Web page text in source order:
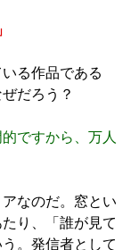
る作品である
だろう？
ですから、万人
なのだ。窓とい
り、「誰が見て
。発信者として